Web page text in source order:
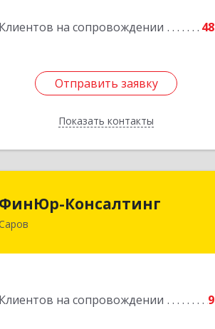
Клиентов на сопровождении 48
Отправить заявку
Показать контакты
Отправить заявку
Назад
ФинЮр-Консалтинг
Клиентов на сопровождении 9
607190, Нижегородская обл, Саров г,